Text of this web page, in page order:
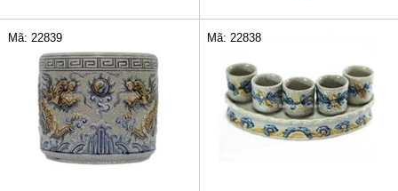
Mã: 22839 Mã: 22838